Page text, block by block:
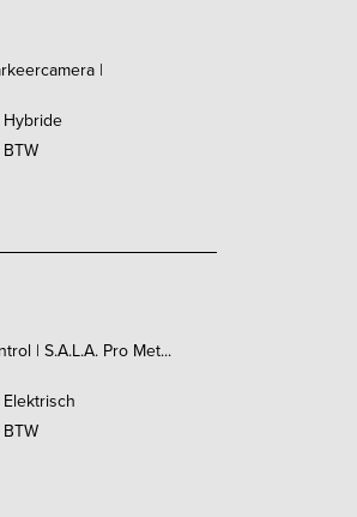
|
Hybride
BTW
| S.A.L.A. Pro Met...
Elektrisch
BTW